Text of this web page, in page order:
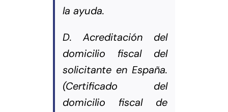
la ayuda.
D. Acreditación del
domicilio fiscal del
solicitante en España.
(Certificado del
domicilio fiscal de